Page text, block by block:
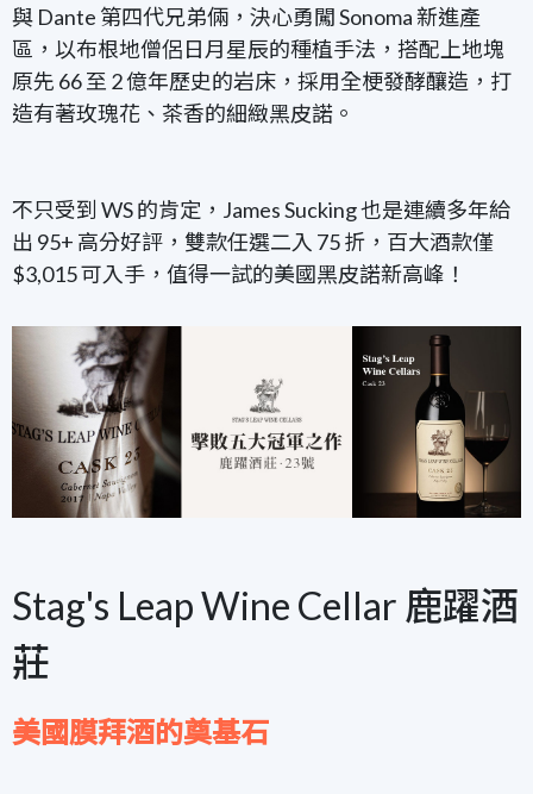
與 Dante 第四代兄弟倆，決心勇闖 Sonoma 新進產
區，以布根地僧侶日月星辰的種植手法，搭配上地塊
原先 66 至 2 億年歷史的岩床，採用全梗發酵釀造，打
造有著玫瑰花、茶香的細緻黑皮諾。
不只受到 WS 的肯定，James Sucking 也是連續多年給
出 95+ 高分好評，雙款任選二入 75 折，百大酒款僅
$3,015 可入手，值得一試的美國黑皮諾新高峰！
Stag's Leap Wine Cellar 鹿躍酒
莊
美國膜拜酒的奠基石